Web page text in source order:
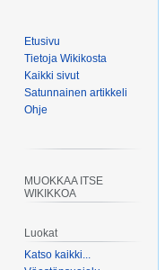
Etusivu
Tietoja Wikikosta
Kaikki sivut
Satunnainen artikkeli
Ohje
MUOKKAA ITSE
WIKIKKOA
Luokat
Katso kaikki...